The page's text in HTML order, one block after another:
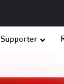
Supporter